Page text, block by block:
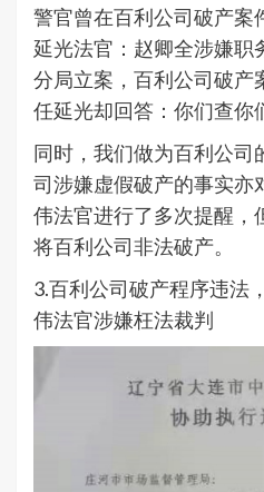
警官曾在百利公司破产案
延光法官：赵卿全涉嫌职
分局立案，百利公司破产
任延光却回答：你们查你
同时，我们做为百利公司
司涉嫌虚假破产的事实亦
伟法官进行了多次提醒，
将百利公司非法破产。
3.百利公司破产程序违法
伟法官涉嫌枉法裁判